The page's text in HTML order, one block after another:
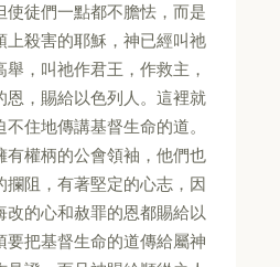
使徒們一點都不膽怯，而是
上殺害的耶穌，神已經叫祂
，叫祂作君王，作救主，
恩，賜給以色列人。這裡就
住地傳講基督生命的道。
有權柄的公會領袖，他們也
攔阻，有著堅定的心志，因
改的心和赦罪的恩都賜給以
要把基督生命的道傳給屬神